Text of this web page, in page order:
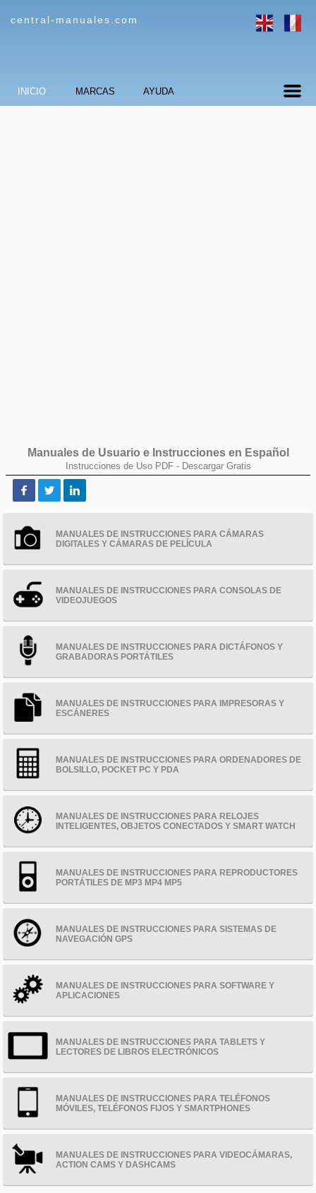
central-manuales.com
INICIO MARCAS AYUDA
Manuales de Usuario e Instrucciones en Español
Instrucciones de Uso PDF - Descargar Gratis
MANUALES DE INSTRUCCIONES PARA CÁMARAS
DIGITALES Y CÁMARAS DE PELÍCULA
MANUALES DE INSTRUCCIONES PARA CONSOLAS DE
VIDEOJUEGOS
MANUALES DE INSTRUCCIONES PARA DICTÁFONOS Y
GRABADORAS PORTÁTILES
MANUALES DE INSTRUCCIONES PARA IMPRESORAS Y
ESCÁNERES
MANUALES DE INSTRUCCIONES PARA ORDENADORES DE
BOLSILLO, POCKET PC Y PDA
MANUALES DE INSTRUCCIONES PARA RELOJES
INTELIGENTES, OBJETOS CONECTADOS Y SMART WATCH
MANUALES DE INSTRUCCIONES PARA REPRODUCTORES
PORTÁTILES DE MP3 MP4 MP5
MANUALES DE INSTRUCCIONES PARA SISTEMAS DE
NAVEGACIÓN GPS
MANUALES DE INSTRUCCIONES PARA SOFTWARE Y
APLICACIONES
MANUALES DE INSTRUCCIONES PARA TABLETS Y
LECTORES DE LIBROS ELECTRÓNICOS
MANUALES DE INSTRUCCIONES PARA TELÉFONOS
MÓVILES, TELÉFONOS FIJOS Y SMARTPHONES
MANUALES DE INSTRUCCIONES PARA VIDEOCÁMARAS,
ACTION CAMS Y DASHCAMS